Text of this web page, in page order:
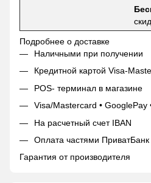
Подробнее о доставке
Наличными при получении
Кредитной картой Visa-
POS- терминал в магазине
Visa/Mastercard • GooglePay
На расчетный счет IBAN
Оплата частями ПриватБанк
Гарантия от производителя